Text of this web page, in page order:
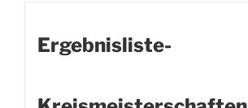
Ergebnisliste-